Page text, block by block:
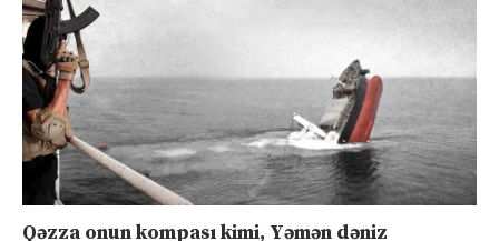
Qəzza onun kompası kimi, Yəmən dəniz